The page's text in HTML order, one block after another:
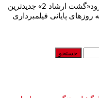
«گشت ارشاد» به خارج از کشور می‌رود«گشت ارشاد 2» جدیدترین
پایانی فیلمبرداری